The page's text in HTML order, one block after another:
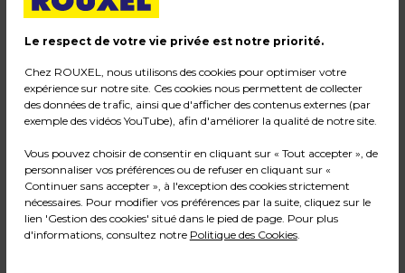
Porte-document A5 vertical pour panneau
rainuré ou grille
Code :39041
Couleur : Transparent
Matière : PMMA 3 mm
Dimensions : L 15 x P 2 x H 21 cm
Le respect de votre vie privée est notre priorité.
Chez ROUXEL, nous utilisons des cookies pour optimiser votre
expérience sur notre site. Ces cookies nous permettent de collecter
des données de trafic, ainsi que d'afficher des contenus externes (par
exemple des vidéos YouTube), afin d'améliorer la qualité de notre site.
Vous pouvez choisir de consentir en cliquant sur « Tout accepter », de
personnaliser vos préférences ou de refuser en cliquant sur «
Continuer sans accepter », à l'exception des cookies strictement
nécessaires. Pour modifier vos préférences par la suite, cliquez sur le
lien 'Gestion des cookies' situé dans le pied de page. Pour plus
d'informations, consultez notre Politique des Cookies.